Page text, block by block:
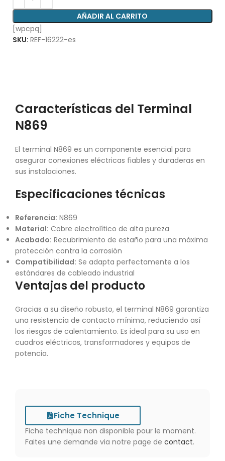
AÑADIR AL CARRITO
[wpcpq]
SKU: REF-16222-es
Características del Terminal
N869
El terminal N869 es un componente esencial para
asegurar conexiones eléctricas fiables y duraderas en
sus instalaciones.
Especificaciones técnicas
Referencia: N869
Material: Cobre electrolítico de alta pureza
Acabado: Recubrimiento de estaño para una máxima
protección contra la corrosión
Compatibilidad: Se adapta perfectamente a los
estándares de cableado industrial
Ventajas del producto
Gracias a su diseño robusto, el terminal N869 garantiza
una resistencia de contacto mínima, reduciendo así
los riesgos de calentamiento. Es ideal para su uso en
cuadros eléctricos, transformadores y equipos de
potencia.
Fiche Technique
Fiche technique non disponible pour le moment.
Faites une demande via notre page de contact.